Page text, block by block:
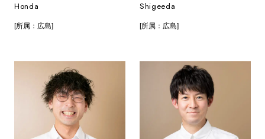
Honda
[所属：広島]
Shigeeda
[所属：広島]